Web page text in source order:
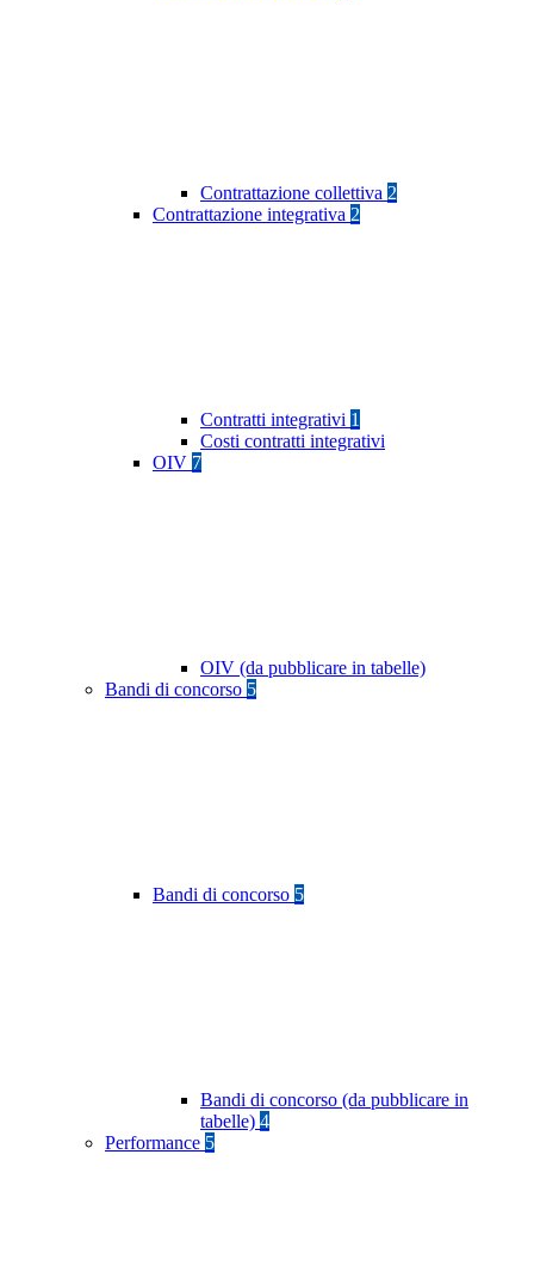
Contrattazione collettiva 2
Contrattazione integrativa 2
Contratti integrativi 1
Costi contratti integrativi
OIV 7
OIV (da pubblicare in tabelle)
Bandi di concorso 5
Bandi di concorso 5
Bandi di concorso (da pubblicare in
tabelle) 4
Performance 5